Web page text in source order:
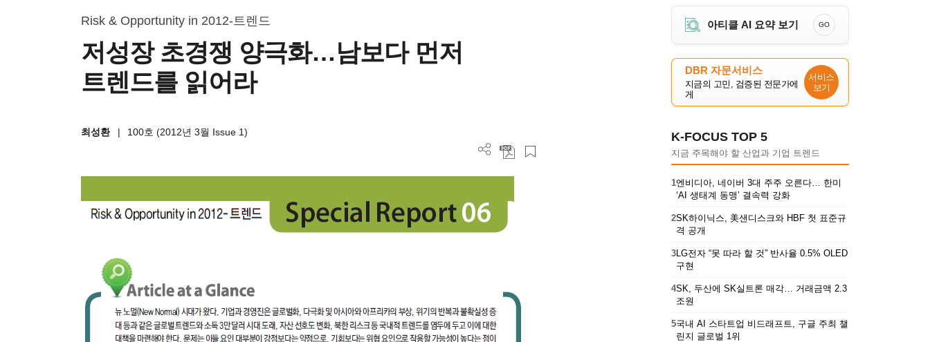
Risk & Opportunity in 2012-트렌드
저성장 초경쟁 양극화…남보다 먼저
트렌드를 읽어라
최성환 | 100호 (2012년 3월 Issue 1)
아티클 AI 요약 보기 GO
DBR 자문서비스
지금의 고민, 검증된 전문가에
게
서비스
보기
K-FOCUS TOP 5
지금 주목해야 할 산업과 기업 트렌드
1엔비디아, 네이버 3대 주주 오른다… 한미
‘AI 생태계 동맹’ 결속력 강화
2SK하이닉스, 美샌디스크와 HBF 첫 표준규
격 공개
3LG전자 “못 따라 할 것” 반사율 0.5% OLED
구현
4SK, 두산에 SK실트론 매각… 거래금액 2.3
조원
5국내 AI 스타트업 비드래프트, 구글 주최 챌
린지 글로벌 1위